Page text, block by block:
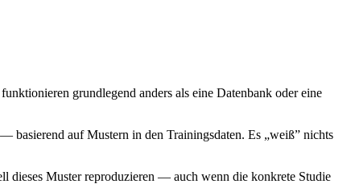
grundlegend anders als eine Datenbank oder eine
basierend auf Mustern in den Trainingsdaten. Es „weiß” nichts
dieses Muster reproduzieren — auch wenn die konkrete Studie